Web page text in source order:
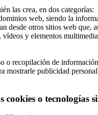
las crea, en dos categorías:
web, siendo la
desde otros sitios web
y elementos
o recopilación de
publicidad
o tecnologías